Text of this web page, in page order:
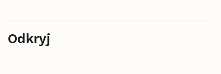
Odkryj